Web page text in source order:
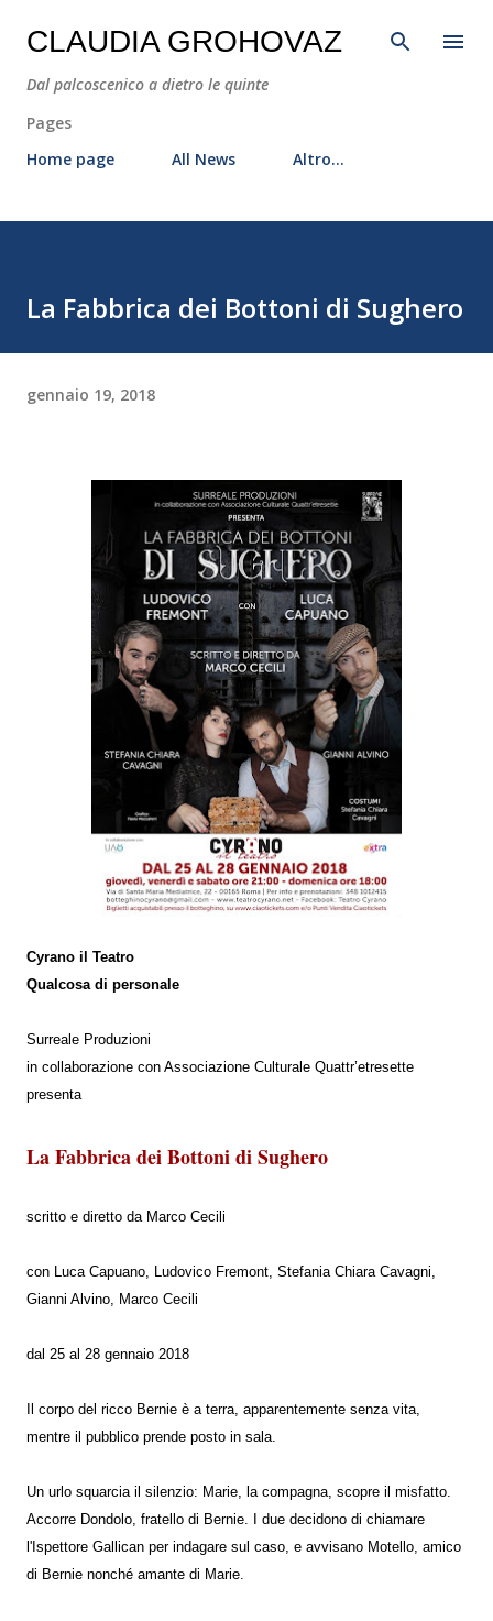
Passa ai contenuti principali
CLAUDIA GROHOVAZ
Dal palcoscenico a dietro le quinte
Pages
Home page
All News Altro…
La Fabbrica dei Bottoni di Sughero
gennaio 19, 2018
Cyrano il Teatro
Qualcosa di personale
Surreale Produzioni
in collaborazione con Associazione Culturale Quattr’etresette
presenta
La Fabbrica dei Bottoni di Sughero
scritto e diretto da Marco Cecili
con Luca Capuano, Ludovico Fremont, Stefania Chiara Cavagni,
Gianni Alvino, Marco Cecili
dal 25 al 28 gennaio 2018
Il corpo del ricco Bernie è a terra, apparentemente senza vita,
mentre il pubblico prende posto in sala.
Un urlo squarcia il silenzio: Marie, la compagna, scopre il misfatto.
Accorre Dondolo, fratello di Bernie. I due decidono di chiamare
l'Ispettore Gallican per indagare sul caso, e avvisano Motello, amico
di Bernie nonché amante di Marie.